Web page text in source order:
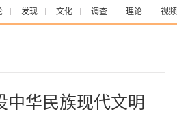
发现 文化 调查 理论 视频
中华民族现代文明